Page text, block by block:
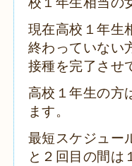
現在高校１年
終わっていない
接種を完了させ
高校１年生の方
ます。
最短スケジュー
と２回目の間は